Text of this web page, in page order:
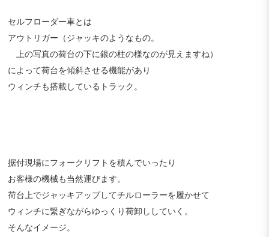
セルフローダー車とは
アウトリガー（ジャッキのようなもの。
上の写真の荷台の下に銀の柱の様なのが見えますね）
によって荷台を傾斜させる機能があり
ウィンチも搭載しているトラック。
据付現場にフォークリフトを積んでいったり
お客様の機械も当然運びます。
荷台上でジャッキアップしてチルローラーを履かせて
ウィンチに繋ぎながらゆっくり荷卸ししていく。
そんなイメージ。